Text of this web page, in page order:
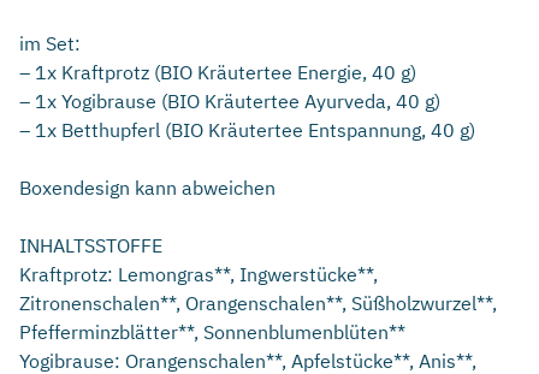
im Set:
– 1x Kraftprotz (BIO Kräutertee Energie, 40 g)
– 1x Yogibrause (BIO Kräutertee Ayurveda, 40 g)
– 1x Betthupferl (BIO Kräutertee Entspannung, 40 g)
Boxendesign kann abweichen
INHALTSSTOFFE
Kraftprotz: Lemongras**, Ingwerstücke**,
Zitronenschalen**, Orangenschalen**, Süßholzwurzel**,
Pfefferminzblätter**, Sonnenblumenblüten**
Yogibrause: Orangenschalen**, Apfelstücke**, Anis**,